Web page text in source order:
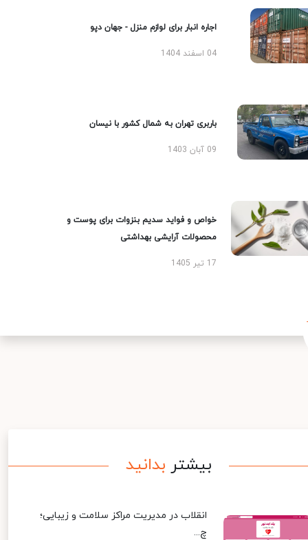
اجاره انبار برای لوازم منزل - جهان دپو
04 اسفند 1404
باربری تهران به شمال کشور با نیسان
09 آبان 1403
خواص و فواید سدیم بنزوات برای پوست و
محصولات آرایشی بهداشتی
17 تیر 1405
بیشتر بدانید
انقلاب در مدیریت مراکز سلامت و زیبایی؛
چ...